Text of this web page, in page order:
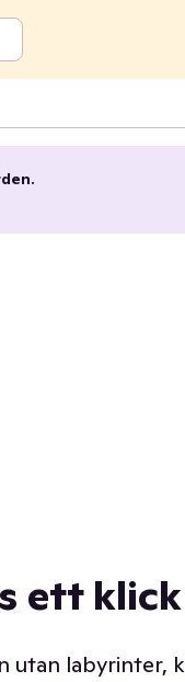
ett
utan labyrinter,